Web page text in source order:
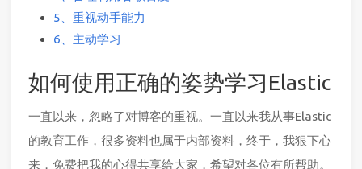
5、重视动手能力
6、主动学习
如何使用正确的姿势学习Elastic
一直以来，忽略了对博客的重视。一直以来我从事Elastic
的教育工作，很多资料也属于内部资料，终于，我狠下心
来，免费把我的心得共享给大家，希望对各位有所帮助。